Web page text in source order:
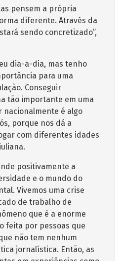
pensem a própria
diferente. Através da
sendo concretizado”,
dia-a-dia, mas tenho
para uma
Conseguir
tão importante em uma
nacionalmente é algo
porque nos dá a
com diferentes idades
positivamente a
e o mundo do
Vivemos uma crise
de trabalho de
que é a enorme
feita por pessoas que
não tem nenhum
jornalística. Então, as